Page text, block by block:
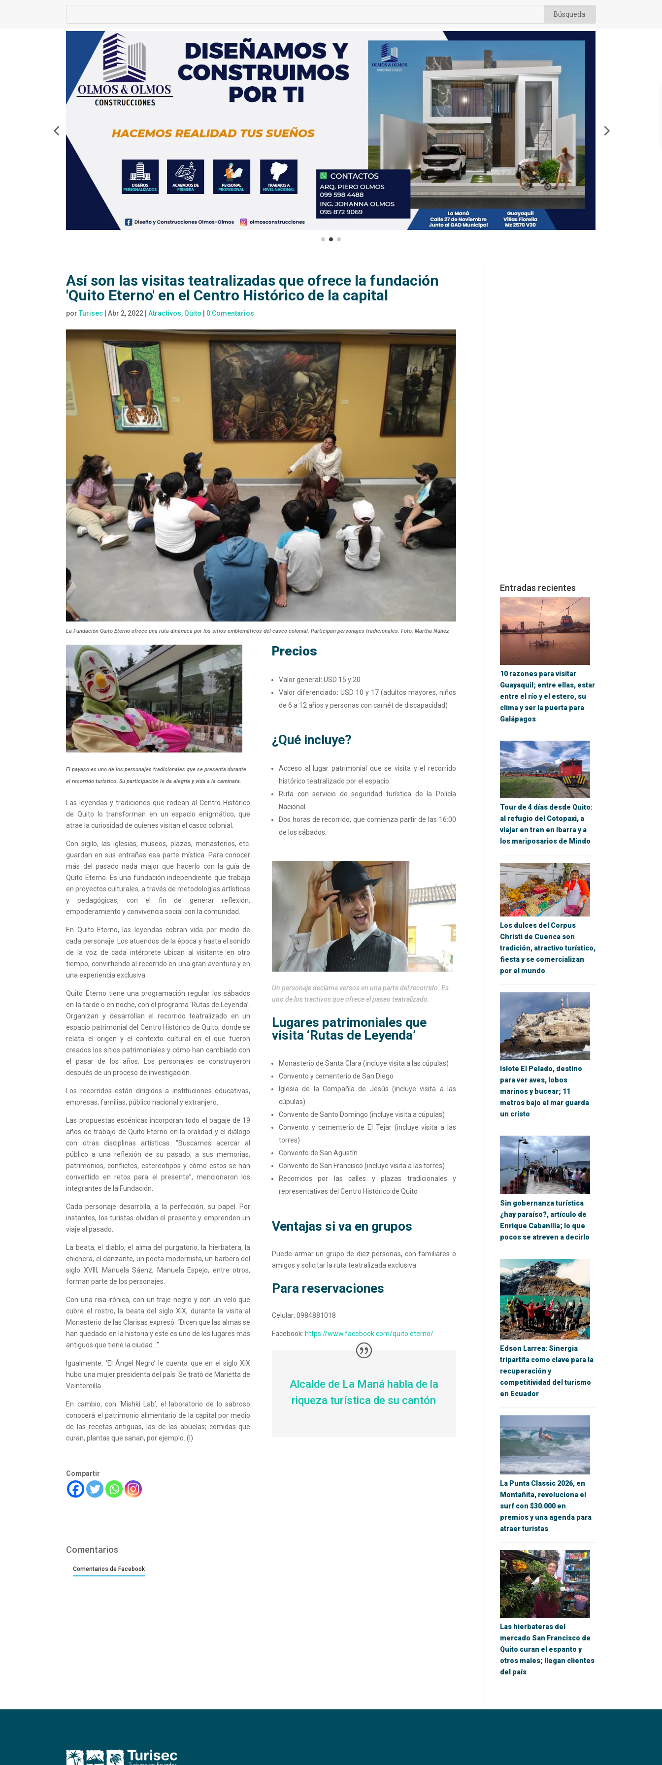
Así son las visitas teatralizadas que ofrece la fundación
'Quito Eterno' en el Centro Histórico de la capital
porTurisec |Abr 2, 2022 |Atractivos, Quito 0 Comentarios
La Fundación Quito Eterno ofrece una ruta dinámica por los sitios emblemáticos del casco colonial. Participan personajes tradicionales. Foto: Martha Núñez
El payaso es uno de los personajes tradicionales que se presenta durante
el recorrido turístico. Su participación le da alegría y vida a la caminata.
Las leyendas y tradiciones que rodean al Centro Histórico
de Quito lo transforman en un espacio enigmático, que
atrae la curiosidad de quienes visitan el casco colonial.
Con sigilo, las iglesias, museos, plazas, monasterios, etc.
guardan en sus entrañas esa parte mística. Para conocer
más del pasado nada major que hacerlo con la guía de
Quito Eterno. Es una fundación independiente que trabaja
en proyectos culturales, a través de metodologías artísticas
y pedagógicas, con el fin de generar reflexión,
empoderamiento y convivencia social con la comunidad.
En Quito Eterno, las leyendas cobran vida por medio de
cada personaje. Los atuendos de la época y hasta el sonido
de la voz de cada intérprete ubican al visitante en otro
tiempo, convirtiendo al recorrido en una gran aventura y en
una experiencia exclusiva.
Quito Eterno tiene una programación regular los sábados
en la tarde o en noche, con el programa ‘Rutas de Leyenda’.
Organizan y desarrollan el recorridoteatralizado en un
espacio patrimonial del Centro Histórico de Quito, donde se
relata el origen y el contexto cultural en el que fueron
creados los sitios patrimoniales y cómo han cambiado con
el pasar de los años. Los personajes se construyeron
después de un proceso de investigación.
Los recorridos están dirigidos a instituciones educativas,
empresas, familias, público nacional y extranjero.
Las propuestas escénicas incorporan todo el bagaje de 19
años de trabajo de Quito Eterno en la oralidad y el diálogo
con otras disciplinas artísticas. “Buscamos acercar al
público a una reflexión de su pasado, a sus memorias,
patrimonios, conflictos, estereotipos y cómo estos se han
convertido en retos para el presente”, mencionaron los
integrantes de la Fundación.
Cada personaje desarrolla, a la perfección, su papel. Por
instantes, los turistas olvidan el presente y emprenden un
viaje al pasado.
La beata, el diablo, el alma del purgatorio, la hierbatera, la
chichera, el danzante, un poeta modernista, un barbero del
siglo XVIII, Manuela Sáenz, Manuela Espejo, entre otros,
forman parte de los personajes.
Con una risa irónica, con un traje negro y con un velo que
cubre el rostro, la beata del siglo XIX, durante la visita al
Monasterio de las Clarisas expresó: “Dicen que las almas se
han quedado en la historia y este es uno de los lugares más
antiguos que tiene la ciudad...”.
Igualmente, ‘El Ángel Negro’ le cuenta que en el siglo XIX
hubo una mujer presidenta del país. Se trató de Marietta de
Veintemilla.
En cambio, con ‘Mishki Lab’, el laboratorio de lo sabroso
conocerá el patrimonio alimentario de la capital por medio
de las recetas antiguas, las de las abuelas; comidas que
curan, plantas que sanan, por ejemplo. (I)
Precios
Valor general : USD 15 y 20
Valor diferenciado: USD 10 y 17 (adultos mayores, niños
de 6 a 12 años y personas con carnét de discapacidad)
¿Qué incluye?
Acceso al lugar patrimonial que se visita y el recorrido
histórico teatralizado por el espacio.
Ruta con servicio de seguridad turística de la Policía
Nacional.
Dos horas de recorrido, que comienza partir de las 16:00
de los sábados.
Un personaje declama versos en una parte del recorrido. Es
uno de los tractivos que ofrece el paseo teatralizado.
Lugares patrimoniales que
visita ‘Rutas de Leyenda’
Monasterio de Santa Clara (incluye visita a las cúpulas)
Convento y cementerio de San Diego
Iglesia de la Compañía de Jesús (incluye visita a las
cúpulas)
Convento de Santo Domingo (incluye visita a cúpulas)
Convento y cementerio de El Tejar (incluye visita a las
torres)
Convento de San Agustín
Convento de San Francisco (incluye visita a las torres)
Recorridos por las calles y plazas tradicionales y
representativas del Centro Histórico de Quito
Ventajas si va en grupos
Puede armar un grupo de diez personas, con familiares o
amigos y solicitar la ruta teatralizada exclusiva.
Para reservaciones
Celular: 0984881018
Facebook: https://www.facebook.com/quito.eterno/
Alcalde de La Maná habla de la
riqueza turística de su cantón
Compartir
Comentarios
Comentarios de Facebook
Entradas recientes
10 razones para visitar
Guayaquil; entre ellas, estar
entre el río y el estero, su
clima y ser la puerta para
Galápagos
Tour de 4 días desde Quito:
al refugio del Cotopaxi, a
viajar en tren en Ibarra y a
los mariposarios de Mindo
Los dulces del Corpus
Christi de Cuenca son
tradición, atractivo turístico,
fiesta y se comercializan
por el mundo
Islote El Pelado, destino
para ver aves, lobos
marinos y bucear; 11
metros bajo el mar guarda
un cristo
Sin gobernanza turística
¿hay paraíso?, artículo de
Enrique Cabanilla; lo que
pocos se atreven a decirlo
Edson Larrea: Sinergia
tripartita como clave para la
recuperación y
competitividad del turismo
en Ecuador
La Punta Classic 2026, en
Montañita, revoluciona el
surf con $30.000 en
premios y una agenda para
atraer turistas
Las hierbateras del
mercado San Francisco de
Quito curan el espanto y
otros males; llegan clientes
del país